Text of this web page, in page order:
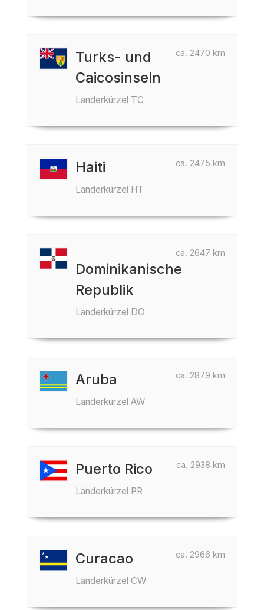
ca. 2470 km
Turks- und
Caicosinseln
Länderkürzel TC
ca. 2475 km
Haiti
Länderkürzel HT
ca. 2647 km
Dominikanische
Republik
Länderkürzel DO
ca. 2879 km
Aruba
Länderkürzel AW
ca. 2938 km
Puerto Rico
Länderkürzel PR
ca. 2966 km
Curacao
Länderkürzel CW